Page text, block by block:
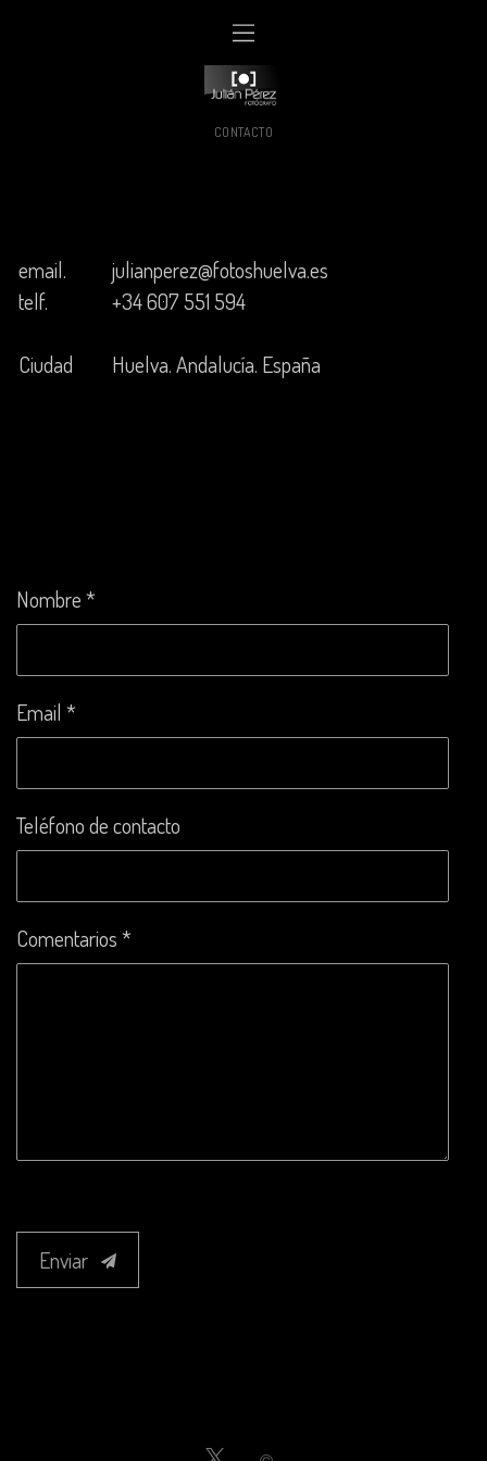
CONTACTO
Nombre *
Email *
Teléfono de contacto
Comentarios *
Enviar
email.
julianperez@fotoshuelva.es
telf.
+34 607 551 594
Ciudad Huelva. Andalucía. España